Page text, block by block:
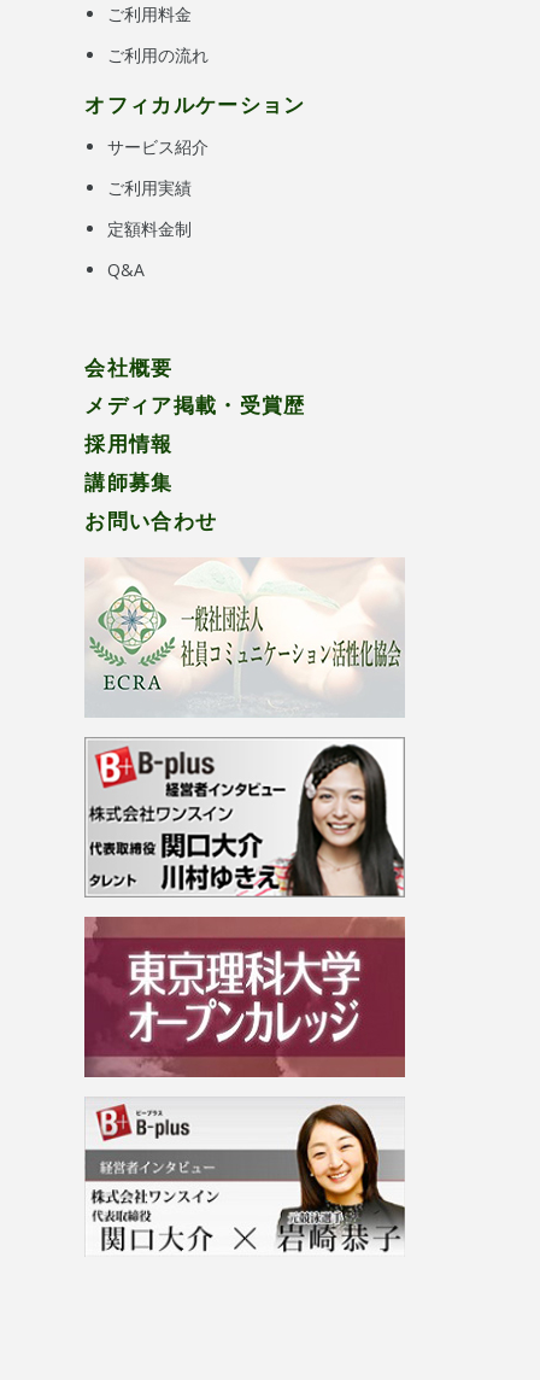
ご利用料金
ご利用の流れ
オフィカルケーション
サービス紹介
ご利用実績
定額料金制
Q&A
会社概要
メディア掲載・受賞歴
採用情報
講師募集
お問い合わせ